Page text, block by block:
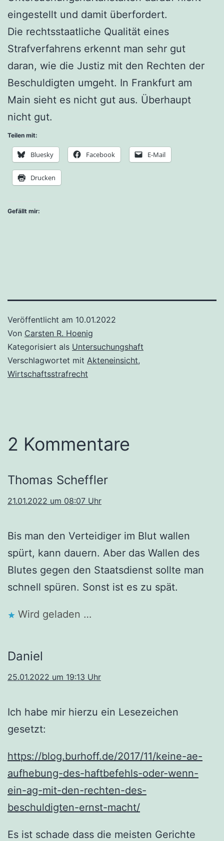
eingestellt und damit überfordert.
Die rechtsstaatliche Qualität eines
Strafverfahrens erkennt man sehr gut
daran, wie die Justiz mit den Rechten der
Beschuldigten umgeht. In Frankfurt am
Main sieht es nicht gut aus. Überhaupt
nicht gut.
Teilen mit:
Bluesky Facebook E-Mail
Drucken
Gefällt mir:
Veröffentlicht am 10.01.2022
Von Carsten R. Hoenig
Kategorisiert als Untersuchungshaft
Verschlagwortet mit Akteneinsicht,
Wirtschaftsstrafrecht
2 Kommentare
Thomas Scheffler
21.01.2022 um 08:07 Uhr
Bis man den Verteidiger im Blut wallen
spürt, kann dauern. Aber das Wallen des
Blutes gegen den Staatsdienst sollte man
schnell spüren. Sonst ist es zu spät.
Wird geladen …
Daniel
25.01.2022 um 19:13 Uhr
Ich habe mir hierzu ein Lesezeichen
gesetzt:
https://blog.burhoff.de/2017/11/keine-ae-
aufhebung-des-haftbefehls-oder-wenn-
ein-ag-mit-den-rechten-des-
beschuldigten-ernst-macht/
Es ist schade dass die meisten Gerichte